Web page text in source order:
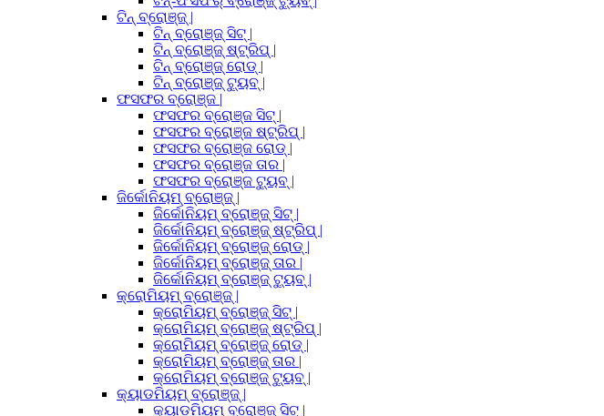
ଟିନ୍ ବ୍ରୋଞ୍ଜ୍ |
ଟିନ୍ ବ୍ରୋଞ୍ଜ୍ ସିଟ୍ |
ଟିନ୍ ବ୍ରୋଞ୍ଜ୍ ଷ୍ଟ୍ରିପ୍ |
ଟିନ୍ ବ୍ରୋଞ୍ଜ୍ ରୋଡ୍ |
ଟିନ୍ ବ୍ରୋଞ୍ଜ୍ ଟ୍ୟୁବ୍ |
ଫସଫର ବ୍ରୋଞ୍ଜ |
ଫସଫର ବ୍ରୋଞ୍ଜ ସିଟ୍ |
ଫସଫର ବ୍ରୋଞ୍ଜ ଷ୍ଟ୍ରିପ୍ |
ଫସଫର ବ୍ରୋଞ୍ଜ ରୋଡ୍ |
ଫସଫର ବ୍ରୋଞ୍ଜ ତାର |
ଫସଫର ବ୍ରୋଞ୍ଜ ଟ୍ୟୁବ୍ |
ଜିର୍କୋନିୟମ୍ ବ୍ରୋଞ୍ଜ୍ |
ଜିର୍କୋନିୟମ୍ ବ୍ରୋଞ୍ଜ୍ ସିଟ୍ |
ଜିର୍କୋନିୟମ୍ ବ୍ରୋଞ୍ଜ୍ ଷ୍ଟ୍ରିପ୍ |
ଜିର୍କୋନିୟମ୍ ବ୍ରୋଞ୍ଜ୍ ରୋଡ୍ |
ଜିର୍କୋନିୟମ୍ ବ୍ରୋଞ୍ଜ୍ ତାର |
ଜିର୍କୋନିୟମ୍ ବ୍ରୋଞ୍ଜ୍ ଟ୍ୟୁବ୍ |
କ୍ରୋମିୟମ୍ ବ୍ରୋଞ୍ଜ୍ |
କ୍ରୋମିୟମ୍ ବ୍ରୋଞ୍ଜ୍ ସିଟ୍ |
କ୍ରୋମିୟମ୍ ବ୍ରୋଞ୍ଜ୍ ଷ୍ଟ୍ରିପ୍ |
କ୍ରୋମିୟମ୍ ବ୍ରୋଞ୍ଜ୍ ରୋଡ୍ |
କ୍ରୋମିୟମ୍ ବ୍ରୋଞ୍ଜ୍ ତାର |
କ୍ରୋମିୟମ୍ ବ୍ରୋଞ୍ଜ୍ ଟ୍ୟୁବ୍ |
କ୍ୟାଡମିୟମ୍ ବ୍ରୋଞ୍ଜ୍ |
କ୍ୟାଡମିୟମ୍ ବ୍ରୋଞ୍ଜ୍ ସିଟ୍ |